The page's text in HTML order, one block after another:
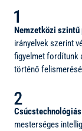
Nemzetközi
irányelvek szerint
figyelmet fordítunk
történő
mesterséges